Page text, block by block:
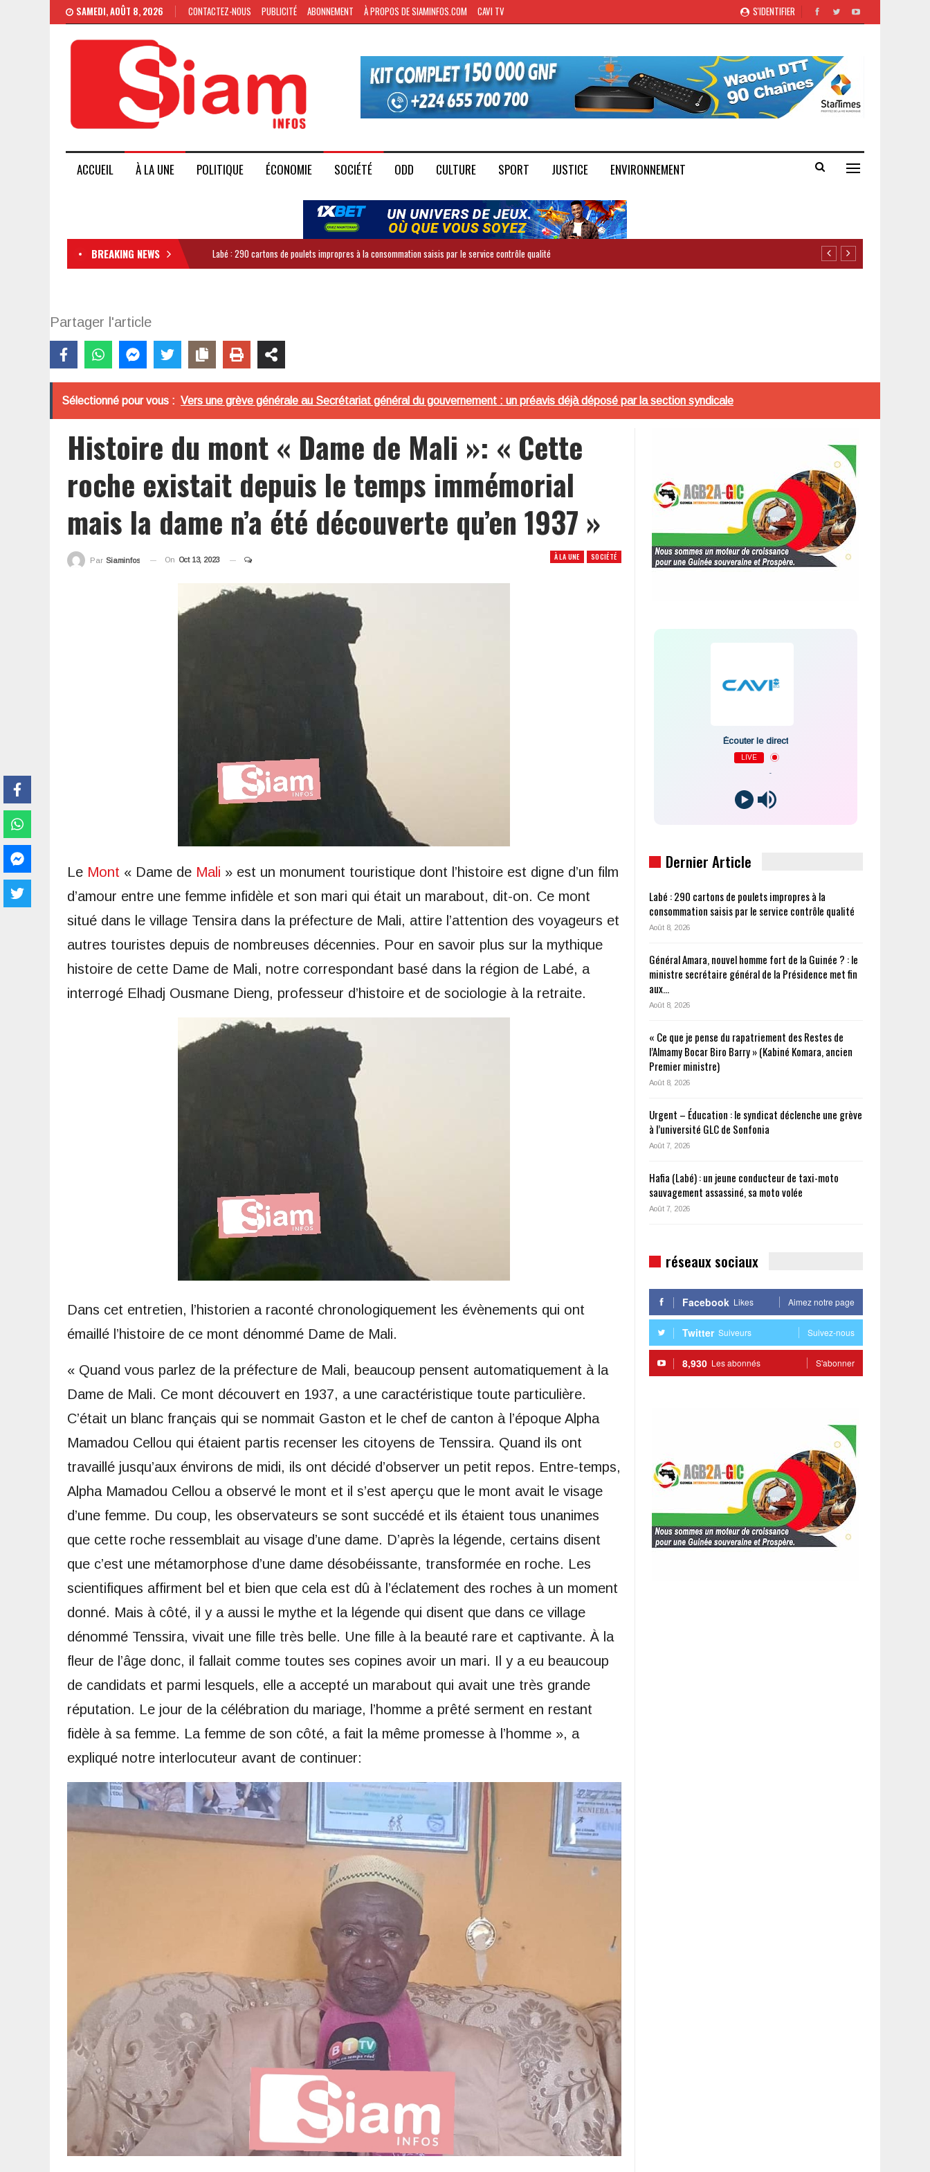
S'IDENTIFIER
SAMEDI, AOÛT 8, 2026 CONTACTEZ-NOUS PUBLICITÉ ABONNEMENT À PROPOS DE SIAMINFOS.COM CAVI TV
ACCUEIL À LA UNE POLITIQUE ÉCONOMIE SOCIÉTÉ ODD CULTURE SPORT JUSTICE ENVIRONNEMENT
BREAKING NEWS Labé : 290 cartons de poulets impropres à la consommation saisis par le service contrôle qualité
Partager l'article
Sélectionné pour vous : Vers une grève générale au Secrétariat général du gouvernement : un préavis déjà déposé par la section syndicale
Histoire du mont « Dame de Mali »: « Cette
roche existait depuis le temps immémorial
mais la dame n’a été découverte qu’en 1937 »
À LA UNE SOCIÉTÉ
Par Siaminfos On Oct 13, 2023
Le Mont « Dame de Mali » est un monument touristique dont l’histoire est digne d’un film
d’amour entre une femme infidèle et son mari qui était un marabout, dit-on. Ce mont
situé dans le village Tensira dans la préfecture de Mali, attire l’attention des voyageurs et
autres touristes depuis de nombreuses décennies. Pour en savoir plus sur la mythique
histoire de cette Dame de Mali, notre correspondant basé dans la région de Labé, a
interrogé Elhadj Ousmane Dieng, professeur d’histoire et de sociologie à la retraite.
Dans cet entretien, l’historien a raconté chronologiquement les évènements qui ont
émaillé l’histoire de ce mont dénommé Dame de Mali.
« Quand vous parlez de la préfecture de Mali, beaucoup pensent automatiquement à la
Dame de Mali. Ce mont découvert en 1937, a une caractéristique toute particulière.
C’était un blanc français qui se nommait Gaston et le chef de canton à l’époque Alpha
Mamadou Cellou qui étaient partis recenser les citoyens de Tenssira. Quand ils ont
travaillé jusqu’aux énvirons de midi, ils ont décidé d’observer un petit repos. Entre-temps,
Alpha Mamadou Cellou a observé le mont et il s’est aperçu que le mont avait le visage
d’une femme. Du coup, les observateurs se sont succédé et ils étaient tous unanimes
que cette roche ressemblait au visage d’une dame. D’après la légende, certains disent
que c’est une métamorphose d’une dame désobéissante, transformée en roche. Les
scientifiques affirment bel et bien que cela est dû à l’éclatement des roches à un moment
donné. Mais à côté, il y a aussi le mythe et la légende qui disent que dans ce village
dénommé Tenssira, vivait une fille très belle. Une fille à la beauté rare et captivante. À la
fleur de l’âge donc, il fallait comme toutes ses copines avoir un mari. Il y a eu beaucoup
de candidats et parmi lesquels, elle a accepté un marabout qui avait une très grande
réputation. Le jour de la célébration du mariage, l’homme a prêté serment en restant
fidèle à sa femme. La femme de son côté, a fait la même promesse à l’homme », a
expliqué notre interlocuteur avant de continuer:
Écouter le direct
LIVE
Dernier Article
Labé : 290 cartons de poulets impropres à la
consommation saisis par le service contrôle qualité
Août 8, 2026
Général Amara, nouvel homme fort de la Guinée ? : le
ministre secrétaire général de la Présidence met fin
aux…
Août 8, 2026
« Ce que je pense du rapatriement des Restes de
l’Almamy Bocar Biro Barry » (Kabiné Komara, ancien
Premier ministre)
Août 8, 2026
Urgent – Éducation : le syndicat déclenche une grève
à l’université GLC de Sonfonia
Août 7, 2026
Hafia (Labé) : un jeune conducteur de taxi-moto
sauvagement assassiné, sa moto volée
Août 7, 2026
réseaux sociaux
Facebook Likes Aimez notre page
Twitter Suiveurs Suivez-nous
8,930 Les abonnés S'abonner